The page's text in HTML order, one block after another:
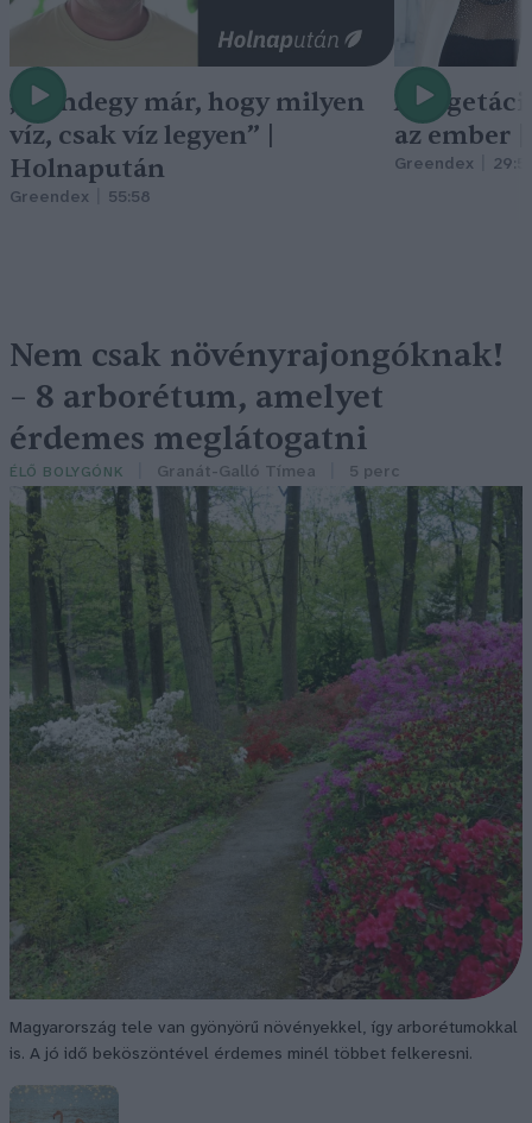
„Mindegy már, hogy milyen
víz, csak víz legyen” |
Holnapután
Greendex 55:58
A
az ember
Greendex
Nem csak növényrajongóknak!
– 8 arborétum, amelyet
érdemes meglátogatni
ÉLŐ BOLYGÓNK Granát-Galló Tímea 5 perc
Magyarország tele van gyönyörű növényekkel, így arborétumokkal
is. A jó idő beköszöntével érdemes minél többet felkeresni.